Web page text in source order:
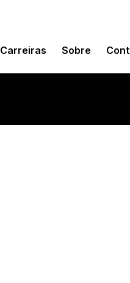
Carreiras Sobre